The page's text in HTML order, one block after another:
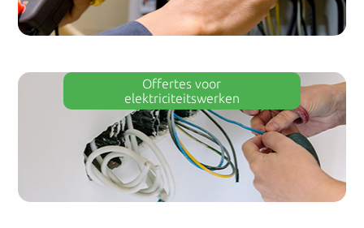
Offertes voor
elektriciteitswerken